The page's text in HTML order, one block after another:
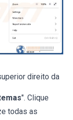
direito da
". Clique
todas as